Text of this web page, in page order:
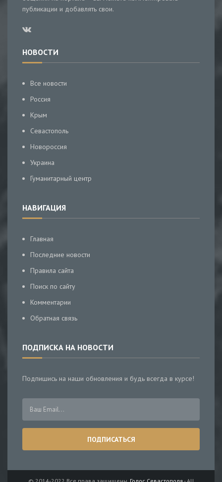
публикации и добавлять свои.
НОВОСТИ
Все новости
Россия
Крым
Севастополь
Новороссия
Украина
Гуманитарный центр
НАВИГАЦИЯ
Главная
Последние новости
Правила сайта
Поиск по сайту
Комментарии
Обратная связь
ПОДПИСКА НА НОВОСТИ
Подпишись на наши обновления и будь всегда в курсе!